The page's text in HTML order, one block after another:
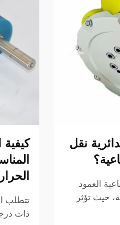
نقل
العمود
حيث تؤثر
كيفية
تتطلب
ذات